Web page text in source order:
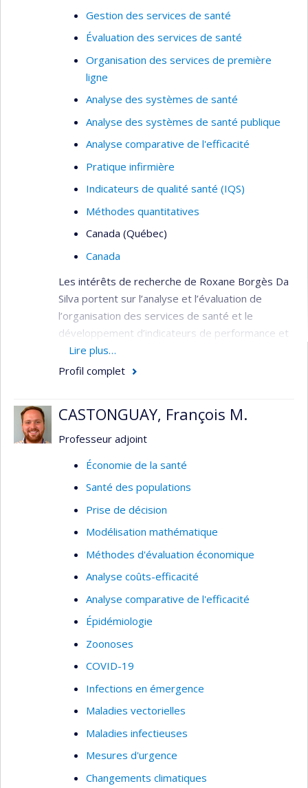
Gestion des services de santé
Évaluation des services de santé
Organisation des services de première
ligne
Analyse des systèmes de santé
Analyse des systèmes de santé publique
Analyse comparative de l'efficacité
Pratique infirmière
Indicateurs de qualité santé (IQS)
Méthodes quantitatives
Canada (Québec)
Canada
Les intérêts de recherche de Roxane Borgès Da
Silva portent sur l’analyse et l’évaluation de
l’organisation des services de santé et le
développement d’indicateurs de performance et
de qualité. Elle s’intéresse plus particulièrement à
l’évolution de l’organisation des services de
s’intéresse également aux effets des politiques
de santé liées à l’organisation des services de
collaborations.
Économie de la santé
Organisation des soins de santé
Prestation de services de santé
Évaluation des services de santé
Services de première ligne
services de santé
Pratiques professsionnelles
Pratiques médicales
Développement d'indicateurs
Techniques quantitatives
Lire plus…
Profil complet
CASTONGUAY, François M.
Professeur adjoint
Économie de la santé
Santé des populations
Prise de décision
Modélisation mathématique
Méthodes d'évaluation économique
Analyse coûts-efficacité
Analyse comparative de l'efficacité
Épidémiologie
Zoonoses
COVID-19
Infections en émergence
Maladies vectorielles
Maladies infectieuses
Mesures d'urgence
Changements climatiques